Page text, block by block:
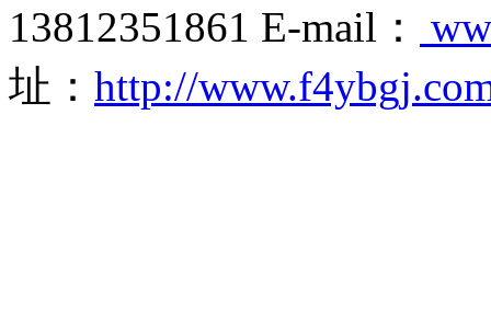
13812351861 E-mail：
址： http://